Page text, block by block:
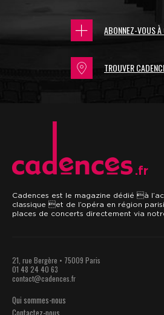
ABONNEZ-VOUS À
TROUVER
.fr
Cadences est le magazine dédié à
classique et de l’opéra en région
places de concerts directement via
21, rue Bergère • 75009 Paris
01 48 24 40 63
contact@cadences.fr
Qui sommes-nous